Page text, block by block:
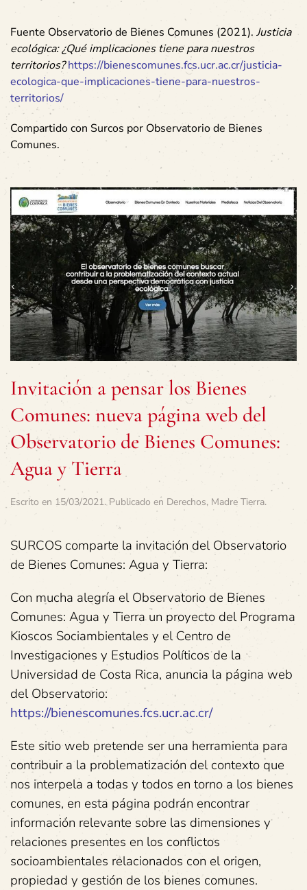
Fuente Observatorio de Bienes Comunes (2021). Justicia
ecológica: ¿Qué implicaciones tiene para nuestros
territorios? https://bienescomunes.fcs.ucr.ac.cr/justicia-
ecologica-que-implicaciones-tiene-para-nuestros-
territorios/
Compartido con Surcos por Observatorio de Bienes
Comunes.
Invitación a pensar los Bienes
Comunes: nueva página web del
Observatorio de Bienes Comunes:
Agua y Tierra
Escrito en 15/03/2021. Publicado en Derechos, Madre Tierra.
SURCOS comparte la invitación del Observatorio
de Bienes Comunes: Agua y Tierra:
Con mucha alegría el Observatorio de Bienes
Comunes: Agua y Tierra un proyecto del Programa
Kioscos Sociambientales y el Centro de
Investigaciones y Estudios Políticos de la
Universidad de Costa Rica, anuncia la página web
del Observatorio:
https://bienescomunes.fcs.ucr.ac.cr/
Este sitio web pretende ser una herramienta para
contribuir a la problematización del contexto que
nos interpela a todas y todos en torno a los bienes
comunes, en esta página podrán encontrar
información relevante sobre las dimensiones y
relaciones presentes en los conflictos
socioambientales relacionados con el origen,
propiedad y gestión de los bienes comunes.